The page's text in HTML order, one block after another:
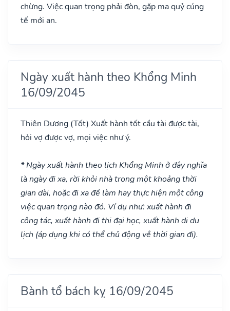
chừng. Việc quan trọng phải đòn, gặp ma quỷ cúng
tế mới an.
Ngày xuất hành theo Khổng Minh
16/09/2045
Thiên Dương (Tốt) Xuất hành tốt cầu tài được tài,
hỏi vợ được vợ, mọi việc như ý.
* Ngày xuất hành theo lịch Khổng Minh ở đây nghĩa
là ngày đi xa, rời khỏi nhà trong một khoảng thời
gian dài, hoặc đi xa để làm hay thực hiện một công
việc quan trọng nào đó. Ví dụ như: xuất hành đi
công tác, xuất hành đi thi đại học, xuất hành di du
lịch (áp dụng khi có thể chủ động về thời gian đi).
Bành tổ bách kỵ 16/09/2045